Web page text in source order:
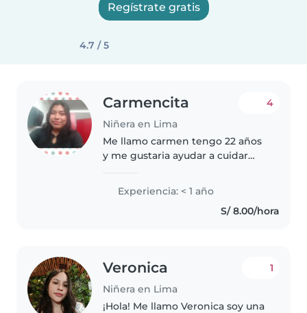
Regístrate gratis
4.7 / 5
Carmencita
Niñera en Lima
4
Me llamo carmen tengo 22 años
y me gustaria ayudar a cuidar
de 6 meses con bebes de 1 mes
de nacido (●'◡'●)
Experiencia: < 1 año
S/ 8.00/hora
Veronica
Niñera en Lima
1
¡Hola! Me llamo Veronica soy una